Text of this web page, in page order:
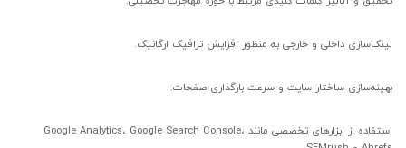
لینک‌سازی داخلی و خارجی به منظور افزایش ترافیک ارگانیک.
بهینه‌سازی ساختار سایت و سرعت بارگذاری صفحات.
استفاده از ابزارهای تخصصی مانند Google Analytics، Google Search Console،